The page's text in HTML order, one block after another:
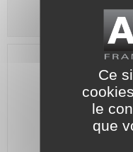
Flexible
Ce
le
que